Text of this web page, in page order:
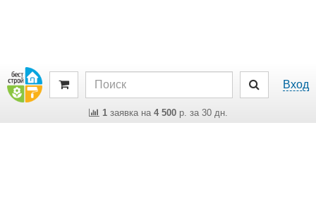
Вход
1заявка на 4 500р. за 30 дн.